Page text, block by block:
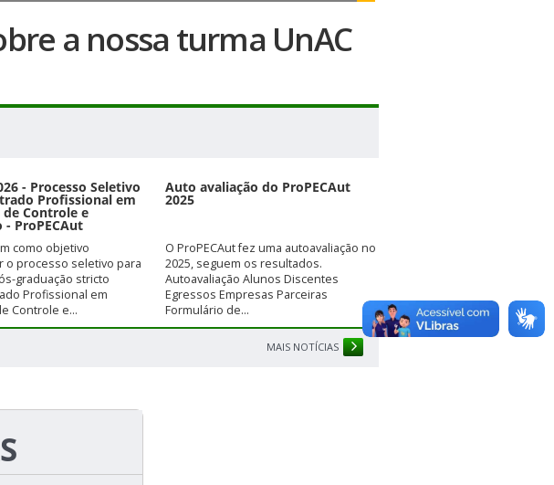
a nossa turma UnAC
- Processo Seletivo
Profissional em
de Controle e
ProPECAut
como objetivo
o processo seletivo para
graduação stricto
Profissional em
Controle e...
Auto avaliação do ProPECAut
2025
O ProPECAut fez uma autoavaliação no
2025, seguem os resultados.
Autoavaliação Alunos Discentes
Egressos Empresas Parceiras
Formulário de...
MAIS NOTÍCIAS